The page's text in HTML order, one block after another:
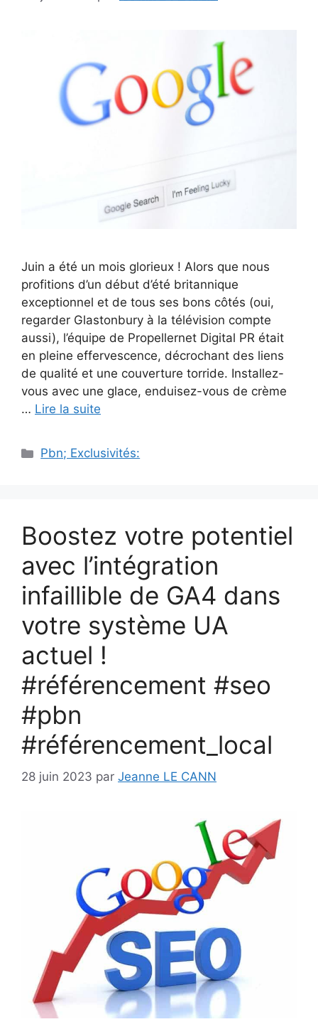
Juin a été un mois glorieux ! Alors que nous
profitions d’un début d’été britannique
exceptionnel et de tous ses bons côtés (oui,
regarder Glastonbury à la télévision compte
aussi), l’équipe de Propellernet Digital PR était
en pleine effervescence, décrochant des liens
de qualité et une couverture torride. Installez-
vous avec une glace, enduisez-vous de crème
… Lire la suite
Catégories
Pbn; Exclusivités:
Boostez votre potentiel
avec l’intégration
infaillible de GA4 dans
votre système UA
actuel !
#référencement #seo
#pbn
#référencement_local
28 juin 2023 par Jeanne LE CANN